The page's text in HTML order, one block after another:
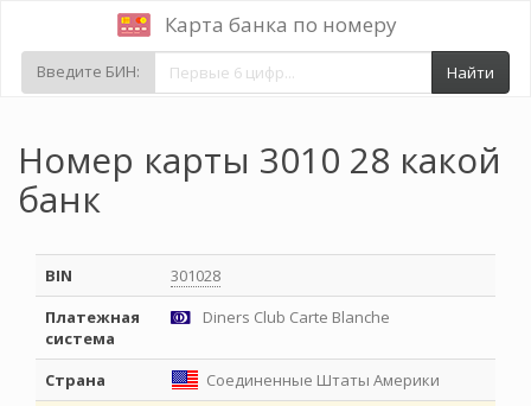
Карта банка по номеру
Введите БИН: Найти
Номер карты 3010 28 какой
банк
BIN
301028
Платежная
система
Diners Club Carte Blanche
Страна
Соединенные Штаты Америки